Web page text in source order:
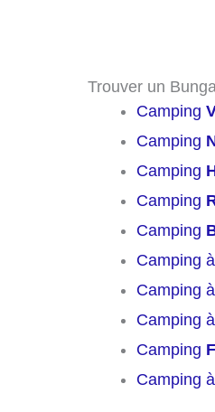
Trouver un
Camping
Camping
Camping
Camping
Camping
Camping à
Camping à
Camping à
Camping
Camping à